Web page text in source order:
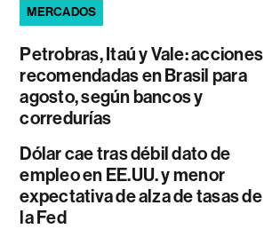
MERCADOS
Petrobras, Itaú y Vale: acciones
recomendadas en Brasil para
agosto, según bancos y
corredurías
Dólar cae tras débil dato de
empleo en EE.UU. y menor
expectativa de alza de tasas de
la Fed